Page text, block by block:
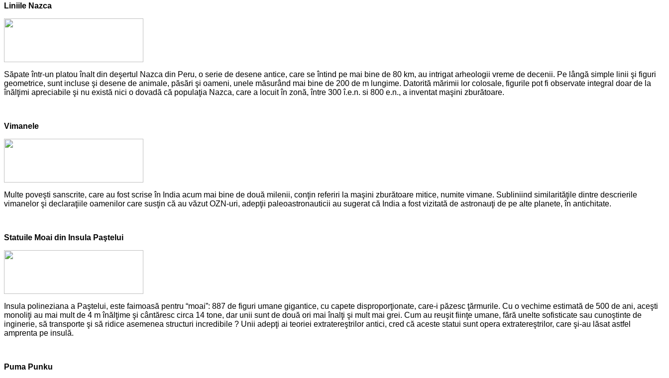
Liniile Nazca
Săpate într-un platou înalt din deşertul Nazca din Peru, o serie de desene antice, care se întind pe mai bine de 80 km, au intrigat arheologii vreme de decenii. Pe lângă simple linii şi figuri
geometrice, sunt incluse şi desene de animale, păsări şi oameni, unele măsurând mai bine de 200 de m lungime. Datorită mărimii lor colosale, figurile pot fi observate integral doar de la
înălţimi apreciabile şi nu există nici o dovadă că populaţia Nazca, care a locuit în zonă, între 300 î.e.n. si 800 e.n., a inventat maşini zburătoare.
Vimanele
Multe poveşti sanscrite, care au fost scrise în India acum mai bine de două milenii, conţin referiri la maşini zburătoare mitice, numite vimane. Subliniind similarităţile dintre descrierile
vimanelor şi declaraţiile oamenilor care susţin că au văzut OZN-uri, adepţii paleoastronauticii au sugerat că India a fost vizitată de astronauţi de pe alte planete, în antichitate.
Statuile Moai din Insula Paştelui
Insula polineziana a Paştelui, este faimoasă pentru “moai”: 887 de figuri umane gigantice, cu capete disproporţionate, care-i păzesc ţărmurile. Cu o vechime estimată de 500 de ani, aceşti
monoliţi au mai mult de 4 m înălţime şi cântăresc circa 14 tone, dar unii sunt de două ori mai înalţi şi mult mai grei. Cum au reuşit fiinţe umane, fără unelte sofisticate sau cunoştinte de
inginerie, să transporte şi să ridice asemenea structuri incredibile ? Unii adepţi ai teoriei extratereştrilor antici, cred că aceste statui sunt opera extratereştrilor, care şi-au lăsat astfel
amprenta pe insulă.
Puma Punku